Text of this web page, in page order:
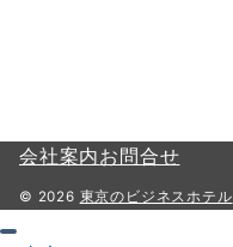
会社案内お問合せ
© 2026 東京のビジネスホテル